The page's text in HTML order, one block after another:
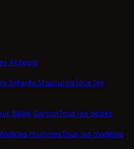
Acteurs
Enfants MasculinsTous les
Bébé GarçonTous les bébés
HommesTous les modèles